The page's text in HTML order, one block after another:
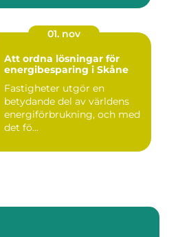
01. nov
Att ordna lösningar för
energibesparing i Skåne
Fastigheter utgör en
betydande del av världens
energiförbrukning, och med
det fö...